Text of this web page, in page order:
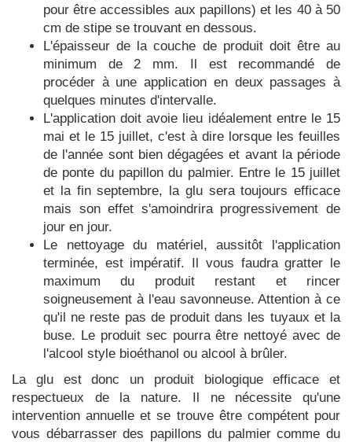
pour être accessibles aux papillons) et les 40 à 50
cm de stipe se trouvant en dessous.
L'épaisseur de la couche de produit doit être au
minimum de 2 mm. Il est recommandé de
procéder à une application en deux passages à
quelques minutes d'intervalle.
L'application doit avoie lieu idéalement entre le 15
mai et le 15 juillet, c'est à dire lorsque les feuilles
de l'année sont bien dégagées et avant la période
de ponte du papillon du palmier. Entre le 15 juillet
et la fin septembre, la glu sera toujours efficace
mais son effet s'amoindrira progressivement de
jour en jour.
Le nettoyage du matériel, aussitôt l'application
terminée, est impératif. Il vous faudra gratter le
maximum du produit restant et rincer
soigneusement à l'eau savonneuse. Attention à ce
qu'il ne reste pas de produit dans les tuyaux et la
buse. Le produit sec pourra être nettoyé avec de
l'alcool style bioéthanol ou alcool à brûler.
La glu est donc un produit biologique efficace et
respectueux de la nature. Il ne nécessite qu'une
intervention annuelle et se trouve être compétent pour
vous débarrasser des papillons du palmier comme du